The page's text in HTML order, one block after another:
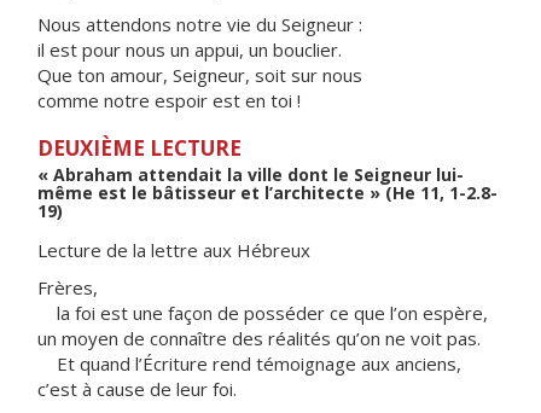
Nous attendons notre vie du Seigneur :
il est pour nous un appui, un bouclier.
Que ton amour, Seigneur, soit sur nous
comme notre espoir est en toi !
DEUXIÈME LECTURE
« Abraham attendait la ville dont le Seigneur lui-
même est le bâtisseur et l’architecte » (He 11, 1-2.8-
19)
Lecture de la lettre aux Hébreux
Frères,
la foi est une façon de posséder ce que l’on espère,
un moyen de connaître des réalités qu’on ne voit pas.
Et quand l’Écriture rend témoignage aux anciens,
c’est à cause de leur foi.